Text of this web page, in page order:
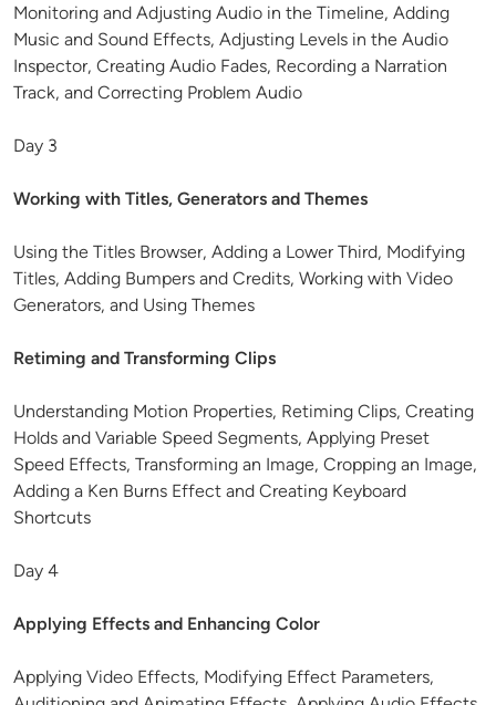
Monitoring and Adjusting Audio in the Timeline, Adding
Music and Sound Effects, Adjusting Levels in the Audio
Inspector, Creating Audio Fades, Recording a Narration
Track, and Correcting Problem Audio
Day 3
Working with Titles, Generators and Themes
Using the Titles Browser, Adding a Lower Third, Modifying
Titles, Adding Bumpers and Credits, Working with Video
Generators, and Using Themes
Retiming and Transforming Clips
Understanding Motion Properties, Retiming Clips, Creating
Holds and Variable Speed Segments, Applying Preset
Speed Effects, Transforming an Image, Cropping an Image,
Adding a Ken Burns Effect and Creating Keyboard
Shortcuts
Day 4
Applying Effects and Enhancing Color
Applying Video Effects, Modifying Effect Parameters,